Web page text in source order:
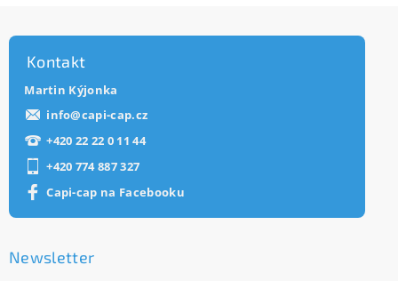
Kontakt
Martin Kýjonka
info@capi-cap.cz
+420 22 22 0 11 44
+420 774 887 327
Capi-cap na Facebooku
Newsletter